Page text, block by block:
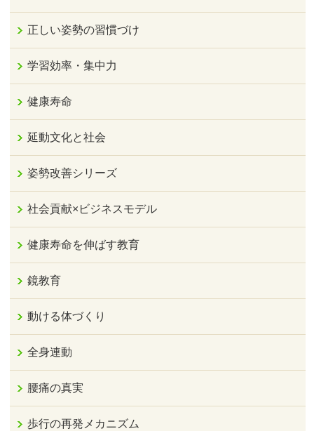
正しい姿勢の習慣づけ
学習効率・集中力
健康寿命
延動文化と社会
姿勢改善シリーズ
社会貢献×ビジネスモデル
健康寿命を伸ばす教育
鏡教育
動ける体づくり
全身連動
腰痛の真実
歩行の再発メカニズム